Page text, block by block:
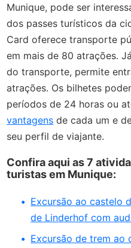
Munique, pode ser
dos passes turísticos da
Card oferece transporte
em mais de 80 atrações.
do transporte, permite
atrações. Os bilhetes
períodos de 24 horas ou
vantagens de cada um e
seu perfil de viajante.
Confira aqui as 7
turistas em Munique:
Excursão ao castelo
de Linderhof com
Excursão de trem ao